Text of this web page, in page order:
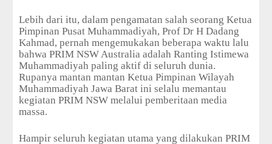
Lebih dari itu, dalam pengamatan salah seorang Ketua
Pimpinan Pusat Muhammadiyah, Prof Dr H Dadang
Kahmad, pernah mengemukakan beberapa waktu lalu
bahwa PRIM NSW Australia adalah Ranting Istimewa
Muhammadiyah paling aktif di seluruh dunia.
Rupanya mantan mantan Ketua Pimpinan Wilayah
Muhammadiyah Jawa Barat ini selalu memantau
kegiatan PRIM NSW melalui pemberitaan media
massa.
Hampir seluruh kegiatan utama yang dilakukan PRIM